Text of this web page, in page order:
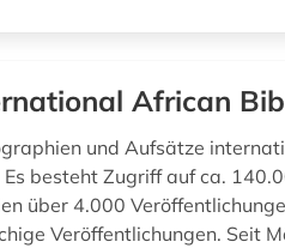
African
und Aufsätze
besteht Zugriff auf ca.
über 4.000
Veröffentlichungen. Seit